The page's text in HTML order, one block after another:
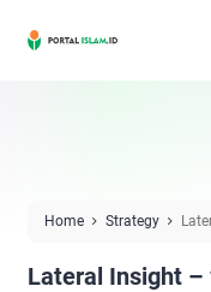
Home Strategy
Lateral Insight